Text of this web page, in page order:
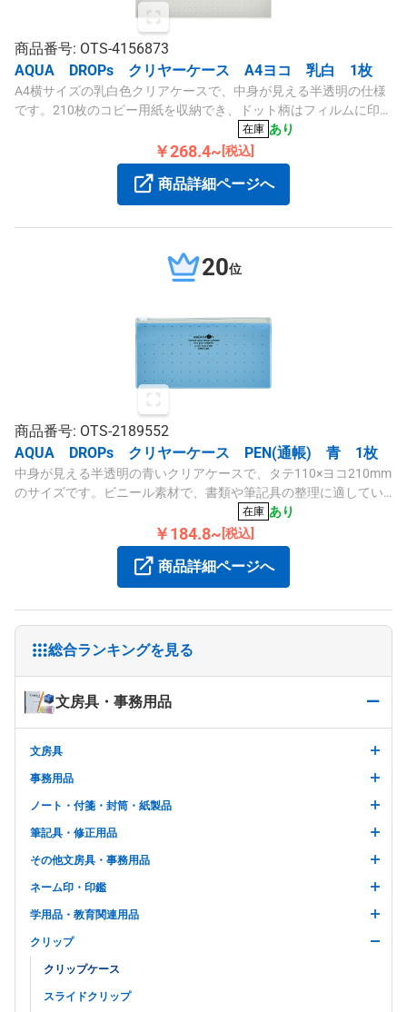
総合ランキングを見る
文房具・事務用品
文房具
事務用品
ノート・付箋・封筒・紙製品
筆記具・修正用品
その他文房具・事務用品
ネーム印・印鑑
学用品・教育関連用品
クリップ
クリップケース
スライドクリップ
商品番号: OTS-4156873
AQUA DROPs クリヤーケース A4ヨコ 乳白 1枚
A4横サイズの乳白色クリアケースで、中身が見える半透明の仕様
です。210枚のコピー用紙を収納でき、ドット柄はフィルムに印刷
されています。長時間の保管でもインク移染の心配が少なく、書
在庫 あり
￥268.4~ [税込]
商品詳細ページへ
20位
商品番号: OTS-2189552
AQUA DROPs クリヤーケース PEN(通帳) 青 1枚
中身が見える半透明の青いクリアケースで、タテ110×ヨコ210mm
のサイズです。ビニール素材で、書類や筆記具の整理に適してい
在庫 あり
￥184.8~ [税込]
商品詳細ページへ